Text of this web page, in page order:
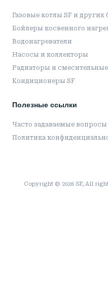
Газовые котлы SF и других
Бойлеры косвенного
Водонагреватели
Насосы и коллекторы
Радиаторы и
Кондиционеры SF
Полезные ссылки
Часто задаваемые вопросы
Политика
Copyright © 2026 SF, All